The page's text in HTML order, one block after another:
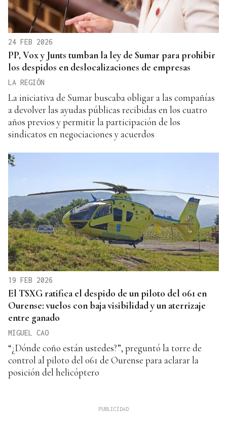
24 FEB 2026
PP, Vox y Junts tumban la ley de Sumar para prohibir
los despidos en deslocalizaciones de empresas
LA REGIÓN
La iniciativa de Sumar buscaba obligar a las compañías
a devolver las ayudas públicas recibidas en los cuatro
años previos y permitir la participación de los
sindicatos en negociaciones y acuerdos
19 FEB 2026
El TSXG ratifica el despido de un piloto del 061 en
Ourense: vuelos con baja visibilidad y un aterrizaje
entre ganado
MIGUEL CAO
“¿Dónde coño están ustedes?”, preguntó la torre de
control al piloto del 061 de Ourense para aclarar la
posición del helicóptero